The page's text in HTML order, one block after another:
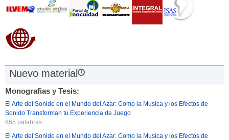
Nuevo material
Monografias y Tesis:
El Arte del Sonido en el Mundo del Azar: Como la Musica y los Efectos de
Sonido Transforman tu Experiencia de Juego
665 palabras
El Arte del Sonido en el Mundo del Azar: Como la Musica y los Efectos de